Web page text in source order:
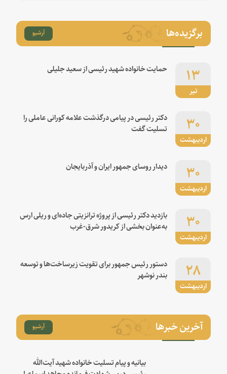
برگزیده‌ها آرشیو
تیر
۱۳ حمایت خانواده شهید رئیسی از سعید جلیلی
اردیبهشت
۳۰
دکتر رئیسی در پیامی درگذشت علامه کورانی عاملی را
تسلیت گفت
اردیبهشت
۳۰ دیدار روسای جمهور ایران و آذربایجان
اردیبهشت
۳۰
بازدید دکتر رئیسی از پروژه ترانزیتی جاده‌ای و ریلی ارس
به‌عنوان بخشی از کریدور شرق-غرب
اردیبهشت
۲۸
دستور رئیس جمهور برای تقویت زیرساخت‌ها و توسعه
بندر نوشهر
آخرین خبرها آرشیو
بیانیه و پیام تسلیت خانواده شهید آیت‌الله